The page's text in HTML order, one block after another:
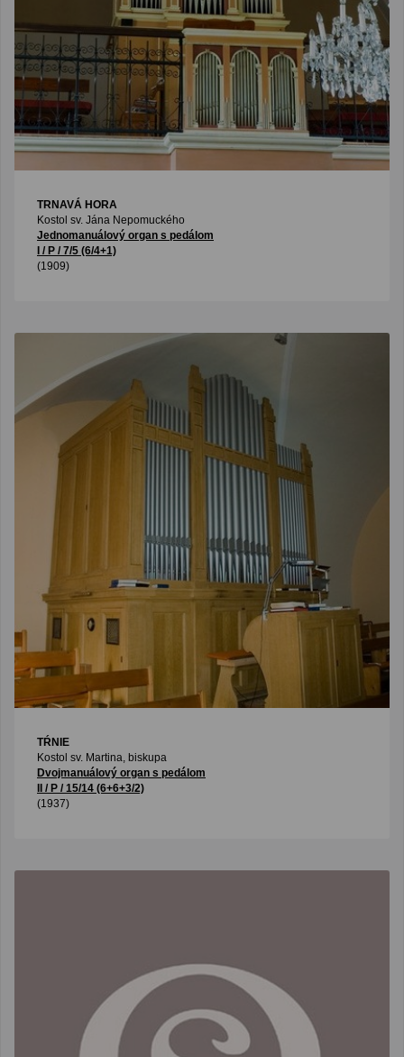
TRNAVÁ HORA
Kostol sv. Jána Nepomuckého
Jednomanuálový organ s pedálom
I / P / 7/5 (6/4+1)
(1909)
TŔNIE
Kostol sv. Martina, biskupa
Dvojmanuálový organ s pedálom
II / P / 15/14 (6+6+3/2)
(1937)